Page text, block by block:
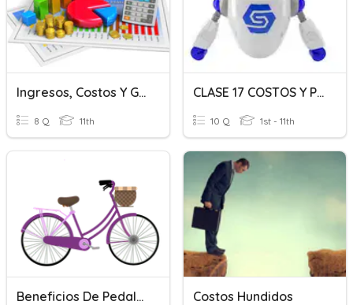
Ingresos, Costos Y Gastos
8 Q 11th
CLASE 17 COSTOS Y PRESUPUESTOS
10 Q 1st - 11th
Beneficios De Pedalear Costos Hundidos